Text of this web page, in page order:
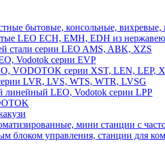
бытовые, консольные,
LEO ECH, EMH, EDH из
стали серии LEO AMS, ABK, XZS
Vodotok серии EVP
VODOTOK серии XST, LEN, LEP,
LVR, LVS, WTS, WTR, LVSG
линейный LEO, Vodotok серии LPP
мини станции с
блоком управления, станции для